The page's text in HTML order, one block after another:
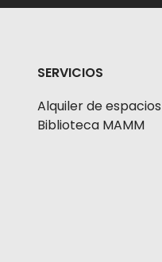
SERVICIOS
Alquiler de espacios
Biblioteca MAMM